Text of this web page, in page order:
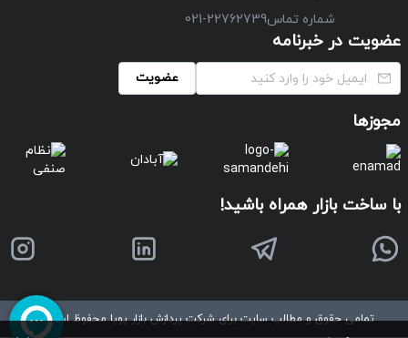
شماره تماس021-22762739
عضویت در خبرنامه
عضویت
مجوزها
با ساخت بازار همراه باشید!
تمامی حقوق و مطالب سایت برای شرکت پردازش بازار پویا محفوظ است©